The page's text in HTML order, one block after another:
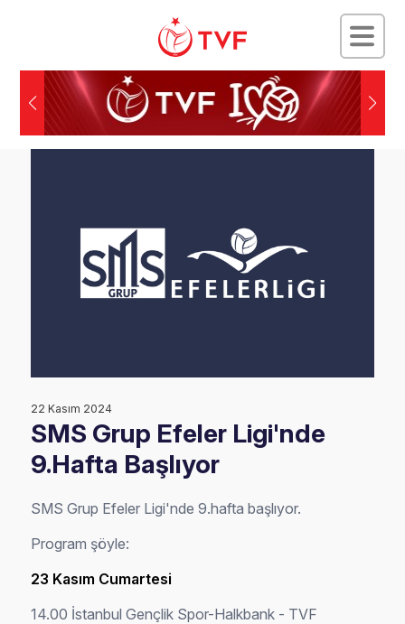
22 Kasım 2024
SMS Grup Efeler Ligi'nde
9.Hafta Başlıyor
SMS Grup Efeler Ligi'nde 9.hafta başlıyor.
Program şöyle:
23 Kasım Cumartesi
14.00 İstanbul Gençlik Spor-Halkbank - TVF